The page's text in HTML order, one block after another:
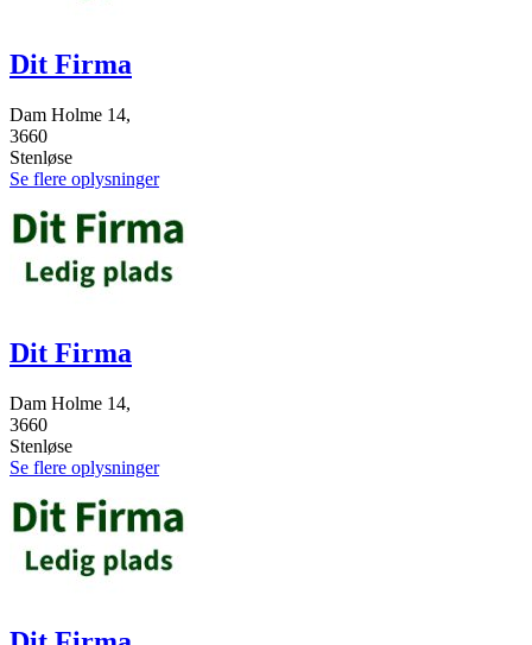
Dit Firma
Dam Holme 14,
3660
Stenløse
Se flere oplysninger
Dit Firma
Dam Holme 14,
3660
Stenløse
Se flere oplysninger